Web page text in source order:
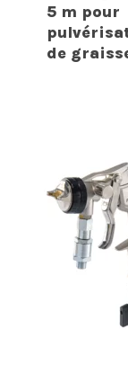
5 m pour
de